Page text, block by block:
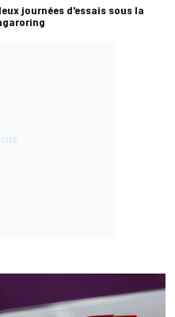
journées d'essais sous la